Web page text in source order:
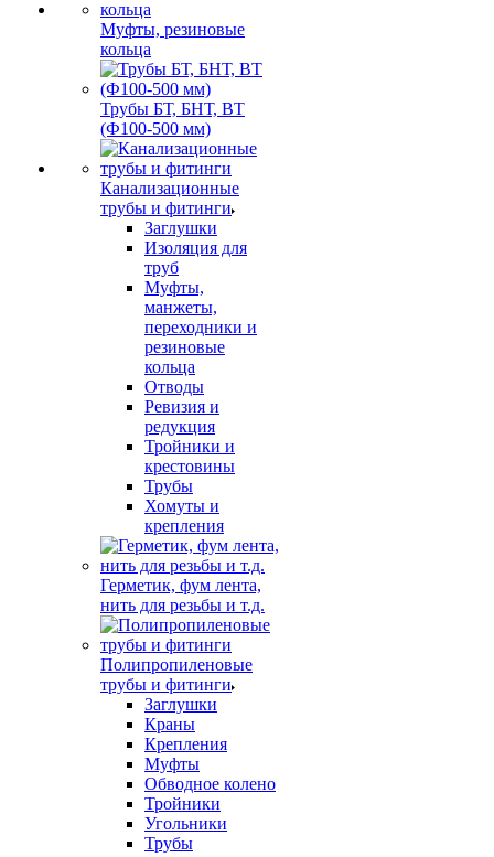
Муфты, резиновые
кольца
Трубы БТ, БНТ, ВТ
(Ф100-500 мм)
Канализационные
трубы и фитинги
Заглушки
Изоляция для
труб
Муфты,
манжеты,
переходники и
резиновые
кольца
Отводы
Ревизия и
редукция
Тройники и
крестовины
Трубы
Хомуты и
крепления
Герметик, фум лента,
нить для резьбы и т.д.
Полипропиленовые
трубы и фитинги
Заглушки
Краны
Крепления
Муфты
Обводное колено
Тройники
Угольники
Трубы